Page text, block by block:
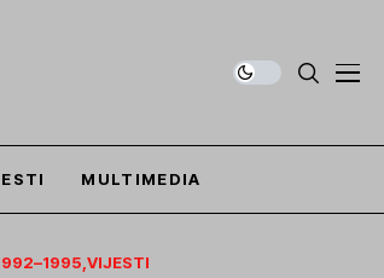
MULTIMEDIA
VIJESTI